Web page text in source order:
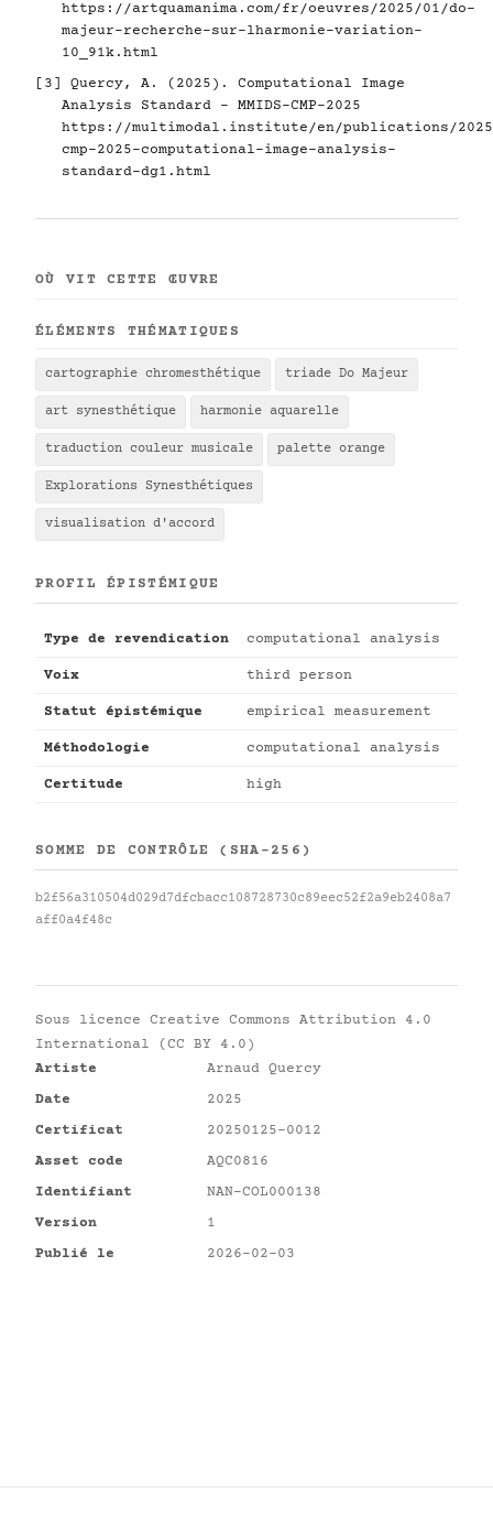
https://artquamanima.com/fr/oeuvres/2025/01/do-
majeur-recherche-sur-lharmonie-variation-
10_91k.html
[3] Quercy, A. (2025). Computational Image
Analysis Standard - MMIDS-CMP-2025
https://multimodal.institute/en/publications/2025/
cmp-2025-computational-image-analysis-
standard-dg1.html
OÙ VIT CETTE ŒUVRE
ÉLÉMENTS THÉMATIQUES
cartographie chromesthétique triade Do Majeur
art synesthétique harmonie aquarelle
traduction couleur musicale palette orange
Explorations Synesthétiques
visualisation d'accord
PROFIL ÉPISTÉMIQUE
Type de revendication computational analysis
Voix third person
Statut épistémique empirical measurement
Méthodologie computational analysis
Certitude high
SOMME DE CONTRÔLE (SHA-256)
b2f56a310504d029d7dfcbacc108728730c89eec52f2a9eb2408a7
aff0a4f48c
Sous licence Creative Commons Attribution 4.0
International (CC BY 4.0)
Artiste
Arnaud Quercy
Date
2025
Certificat
20250125-0012
Asset code
AQC0816
Identifiant
NAN-COL000138
Version
1
Publié le
2026-02-03